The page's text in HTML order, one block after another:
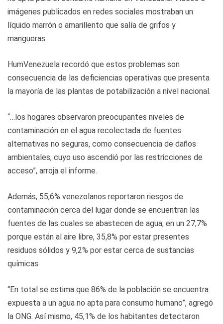
imágenes publicados en redes sociales mostraban un
líquido marrón o amarillento que salía de grifos y
mangueras.
HumVenezuela recordó que estos problemas son
consecuencia de las deficiencias operativas que presenta
la mayoría de las plantas de potabilización a nivel nacional.
“…los hogares observaron preocupantes niveles de
contaminación en el agua recolectada de fuentes
alternativas no seguras, como consecuencia de daños
ambientales, cuyo uso ascendió por las restricciones de
acceso”, arroja el informe.
Además, 55,6% venezolanos reportaron riesgos de
contaminación cerca del lugar donde se encuentran las
fuentes de las cuales se abastecen de agua; en un 27,7%
porque están al aire libre, 35,8% por estar presentes
residuos sólidos y 9,2% por estar cerca de sustancias
químicas.
“En total se estima que 86% de la población se encuentra
expuesta a un agua no apta para consumo humano”, agregó
la ONG. Así mismo, 45,1% de los habitantes detectaron